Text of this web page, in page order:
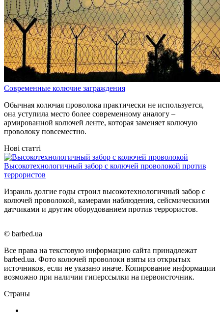
Современные колючие заграждения
Обычная колючая проволока практически не используется,
она уступила место более современному аналогу –
армированной колючей ленте, которая заменяет колючую
проволоку повсеместно.
Нові статті
Высокотехнологичный забор с колючей проволокой против
террористов
Израиль долгие годы строил высокотехнологичный забор с
колючей проволокой, камерами наблюдения, сейсмическими
датчиками и другим оборудованием против террористов.
© barbed.ua
Все права на текстовую информацию сайта принадлежат
barbed.ua. Фото колючей проволоки взяты из открытых
источников, если не указано иначе. Копирование информации
возможно при наличии гиперссылки на первоисточник.
Страны